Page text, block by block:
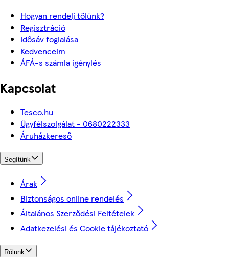
Hogyan rendelj tőlünk?
Regisztráció
Idősáv foglalása
Kedvenceim
ÁFÁ-s számla igénylés
Kapcsolat
Tesco.hu
Ügyfélszolgálat - 0680222333
Áruházkereső
Segítünk
Árak
Biztonságos online rendelés
Általános Szerződési Feltételek
Adatkezelési és Cookie tájékoztató
Rólunk